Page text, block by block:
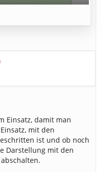
Einsatz, damit man
mit den
ist und ob noch
Darstellung mit den